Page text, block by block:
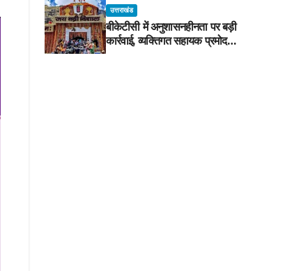
उत्तराखंड
बीकेटीसी में अनुशासनहीनता पर बड़ी
कार्रवाई, व्यक्तिगत सहायक प्रमोद
नौटियाल तत्काल प्रभाव से निलंबित,